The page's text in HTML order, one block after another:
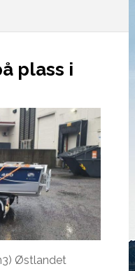
plass i
Østlandet